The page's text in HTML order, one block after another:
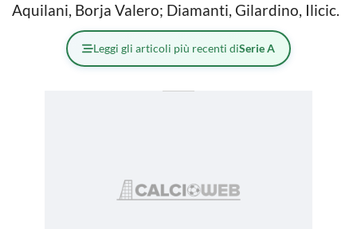
Aquilani, Borja Valero; Diamanti, Gilardino, Ilicic.
Leggi gli articoli più recenti diSerie A